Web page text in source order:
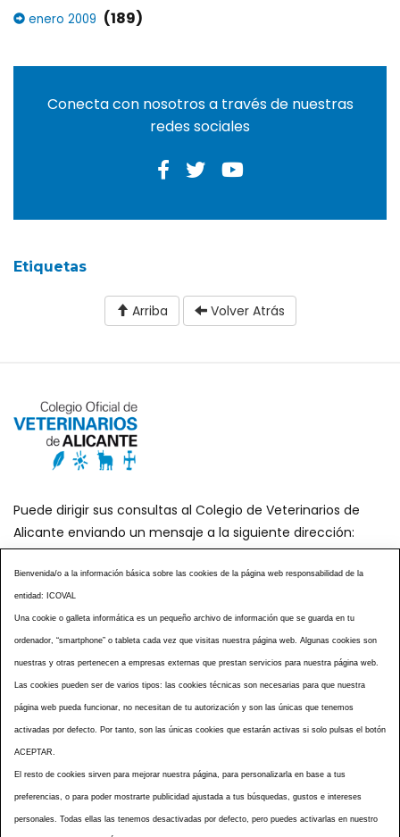
enero 2009 (189)
Conecta con nosotros a través de nuestras
redes sociales
Etiquetas
Arriba Volver Atrás
Puede dirigir sus consultas al Colegio de Veterinarios de
Alicante enviando un mensaje a la siguiente dirección:
secretaria@icoval.org
¿SABÍAS QUÉ?
CENTROS VETERINARIOS
TABLÓN ANUNCIOS
CURSOS Y EVENTOS
TÉRMINOS Y CONDICIONES
ESPECIAL COVID 19
NOTICIAS
ACCESIBILIDAD
AVISO LEGAL
POLÍTICA PRIVACIDAD
POLÍTICA DE COOKIES
NOTICIAS ICOVAL
NOTICIAS OCV
Bienvenida/o a la información básica sobre las cookies de la página web responsabilidad de la
entidad: ICOVAL
Una cookie o galleta informática es un pequeño archivo de información que se guarda en tu
ordenador, “smartphone” o tableta cada vez que visitas nuestra página web. Algunas cookies son
nuestras y otras pertenecen a empresas externas que prestan servicios para nuestra página web.
Las cookies pueden ser de varios tipos: las cookies técnicas son necesarias para que nuestra
página web pueda funcionar, no necesitan de tu autorización y son las únicas que tenemos
activadas por defecto. Por tanto, son las únicas cookies que estarán activas si solo pulsas el botón
ACEPTAR.
El resto de cookies sirven para mejorar nuestra página, para personalizarla en base a tus
preferencias, o para poder mostrarte publicidad ajustada a tus búsquedas, gustos e intereses
personales. Todas ellas las tenemos desactivadas por defecto, pero puedes activarlas en nuestro